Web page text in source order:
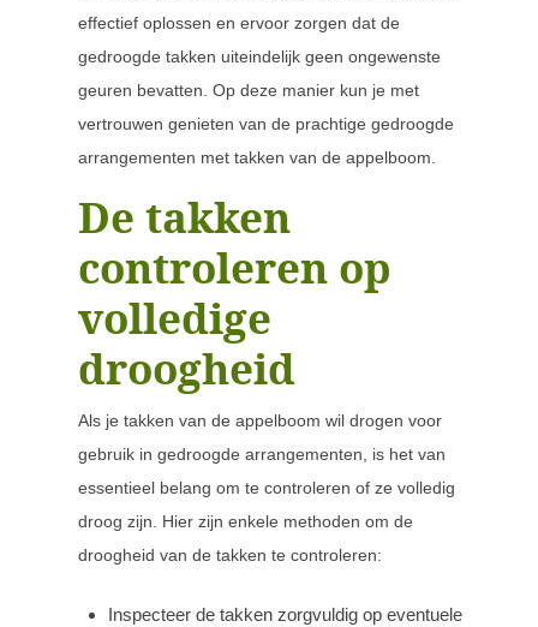
effectief oplossen en ervoor zorgen dat de
gedroogde takken uiteindelijk geen ongewenste
geuren bevatten. Op deze manier kun je met
vertrouwen genieten van de prachtige gedroogde
arrangementen met takken van de appelboom.
De takken
controleren op
volledige
droogheid
Als je takken van de appelboom wil drogen voor
gebruik in gedroogde arrangementen, is het van
essentieel belang om te controleren of ze volledig
droog zijn. Hier zijn enkele methoden om de
droogheid van de takken te controleren:
Inspecteer de takken zorgvuldig op eventuele